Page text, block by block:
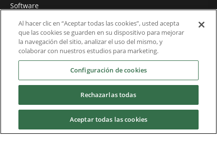
Software
Soluciones para aplicaciones
Productos Sustituidos y Rutas de Migración
Servicios y soporte
News & Media
Al hacer clic en “Aceptar todas las cookies”, usted acepta
que las cookies se guarden en su dispositivo para mejorar
la navegación del sitio, analizar el uso del mismo, y
colaborar con nuestros estudios para marketing.
Configuración de cookies
Rechazarlas todas
Aceptar todas las cookies